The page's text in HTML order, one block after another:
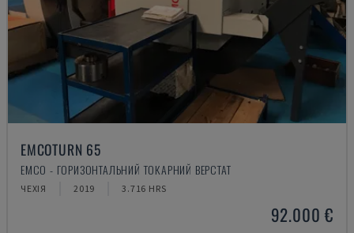
EMCOTURN 65
EMCO - ГОРИЗОНТАЛЬНИЙ ТОКАРНИЙ ВЕРСТАТ
ЧЕХІЯ 2019 3.716 HRS
92.000 €